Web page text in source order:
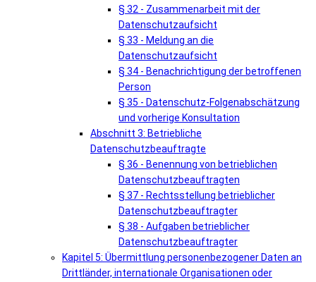
§ 32 - Zusammenarbeit mit der
Datenschutzaufsicht
§ 33 - Meldung an die
Datenschutzaufsicht
§ 34 - Benachrichtigung der betroffenen
Person
§ 35 - Datenschutz-Folgenabschätzung
und vorherige Konsultation
Abschnitt 3: Betriebliche
Datenschutzbeauftragte
§ 36 - Benennung von betrieblichen
Datenschutzbeauftragten
§ 37 - Rechtsstellung betrieblicher
Datenschutzbeauftragter
§ 38 - Aufgaben betrieblicher
Datenschutzbeauftragter
Kapitel 5: Übermittlung personenbezogener Daten an
Drittländer, internationale Organisationen oder